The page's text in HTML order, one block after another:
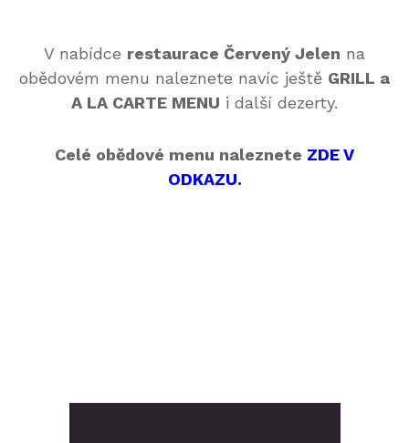
V nabídce restaurace Červený Jelen na
obědovém menu naleznete navíc ještě GRILL a
A LA CARTE MENU i další dezerty.
Celé obědové menu naleznete ZDE V
ODKAZU.